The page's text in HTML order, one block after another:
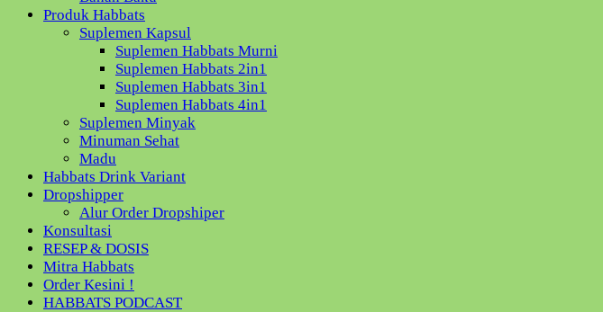
Produk Habbats
Suplemen Kapsul
Suplemen Habbats Murni
Suplemen Habbats 2in1
Suplemen Habbats 3in1
Suplemen Habbats 4in1
Suplemen Minyak
Minuman Sehat
Madu
Habbats Drink Variant
Dropshipper
Alur Order Dropshiper
Konsultasi
RESEP & DOSIS
Mitra Habbats
Order Kesini !
HABBATS PODCAST